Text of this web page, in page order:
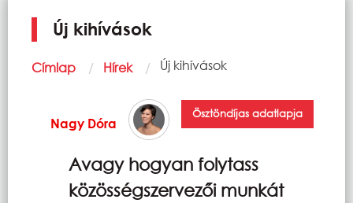
Új kihívások
Morzsa
Címlap Hírek Current:
Új kihívások
Nagy Dóra
Ösztöndíjas adatlapja
Avagy hogyan folytass
közösségszervezői munkát